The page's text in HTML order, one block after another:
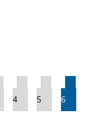
Page
Page
4
Page
5
6